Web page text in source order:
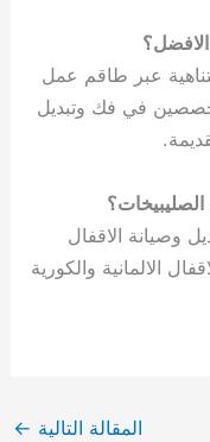
عبر طاقم عمل
في فك وتبديل
وصيانة الاقفال
الالمانية والكورية
المقالة التالية ←